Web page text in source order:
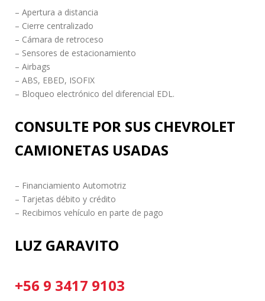
– Apertura a distancia
– Cierre centralizado
– Cámara de retroceso
– Sensores de estacionamiento
– Airbags
– ABS, EBED, ISOFIX
– Bloqueo electrónico del diferencial EDL.
CONSULTE POR SUS CHEVROLET
CAMIONETAS USADAS
– Financiamiento Automotriz
– Tarjetas débito y crédito
– Recibimos vehículo en parte de pago
LUZ GARAVITO
+56 9 3417 9103